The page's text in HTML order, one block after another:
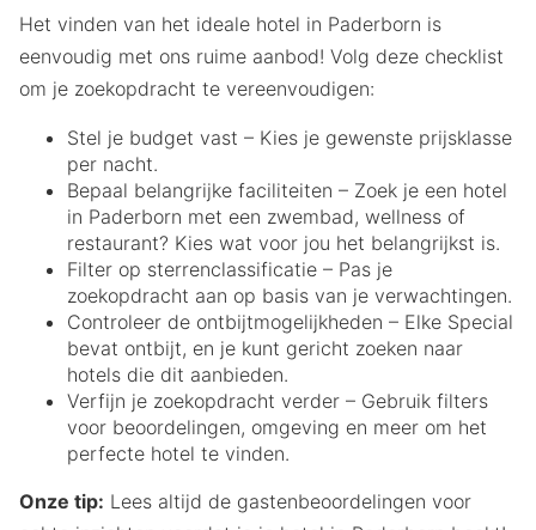
Het vinden van het ideale hotel in Paderborn is
eenvoudig met ons ruime aanbod! Volg deze checklist
om je zoekopdracht te vereenvoudigen:
Stel je budget vast – Kies je gewenste prijsklasse
per nacht.
Bepaal belangrijke faciliteiten – Zoek je een hotel
in Paderborn met een zwembad, wellness of
restaurant? Kies wat voor jou het belangrijkst is.
Filter op sterrenclassificatie – Pas je
zoekopdracht aan op basis van je verwachtingen.
Controleer de ontbijtmogelijkheden – Elke Special
bevat ontbijt, en je kunt gericht zoeken naar
hotels die dit aanbieden.
Verfijn je zoekopdracht verder – Gebruik filters
voor beoordelingen, omgeving en meer om het
perfecte hotel te vinden.
Onze tip: Lees altijd de gastenbeoordelingen voor